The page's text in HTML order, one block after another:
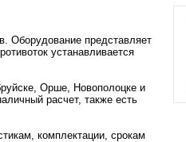
Оборудование представляет
устанавливается
Орше, Новополоцке и
расчет, также есть
комплектации, срокам